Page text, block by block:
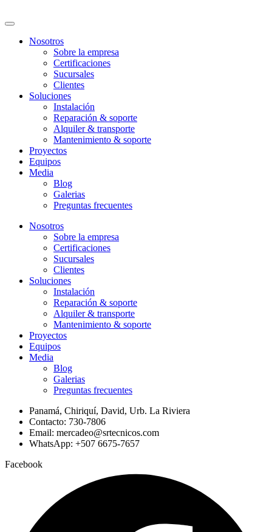
Nosotros
Sobre la empresa
Certificaciones
Sucursales
Clientes
Soluciones
Instalación
Reparación & soporte
Alquiler & transporte
Mantenimiento & soporte
Proyectos
Equipos
Media
Blog
Galerias
Preguntas frecuentes
Nosotros
Sobre la empresa
Certificaciones
Sucursales
Clientes
Soluciones
Instalación
Reparación & soporte
Alquiler & transporte
Mantenimiento & soporte
Proyectos
Equipos
Media
Blog
Galerias
Preguntas frecuentes
Panamá, Chiriquí, David, Urb. La Riviera
Contacto: 730-7806
Email: mercadeo@srtecnicos.com
WhatsApp: +507 6675-7657
Facebook